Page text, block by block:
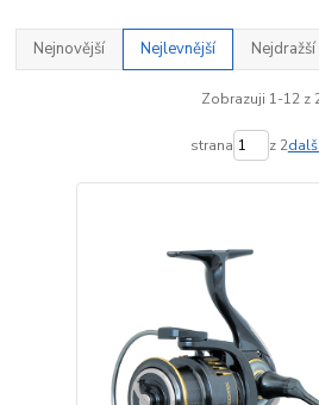
Nejnovější Nejlevnější Nejdražší
Zobrazuji 1-12 z
strana z 2